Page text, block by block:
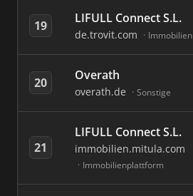
19 LIFULL Connect S.L.
de.trovit.com
20 Overath
overath.de Sonstige
21
LIFULL Connect S.L.
immobilien.mitula.com
Immobilienplattform